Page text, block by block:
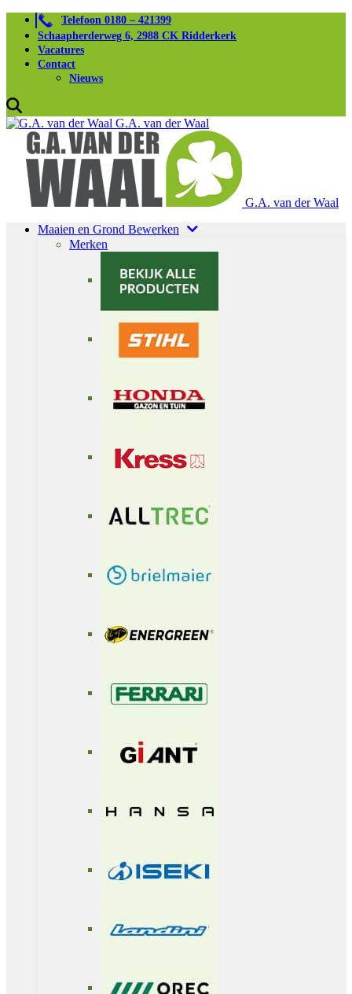
Telefoon 0180 – 421399
Schaapherderweg 6, 2988 CK Ridderkerk
Vacatures
Contact
Nieuws
G.A. van der Waal
G.A. van der Waal
Maaien en Grond Bewerken
Merken